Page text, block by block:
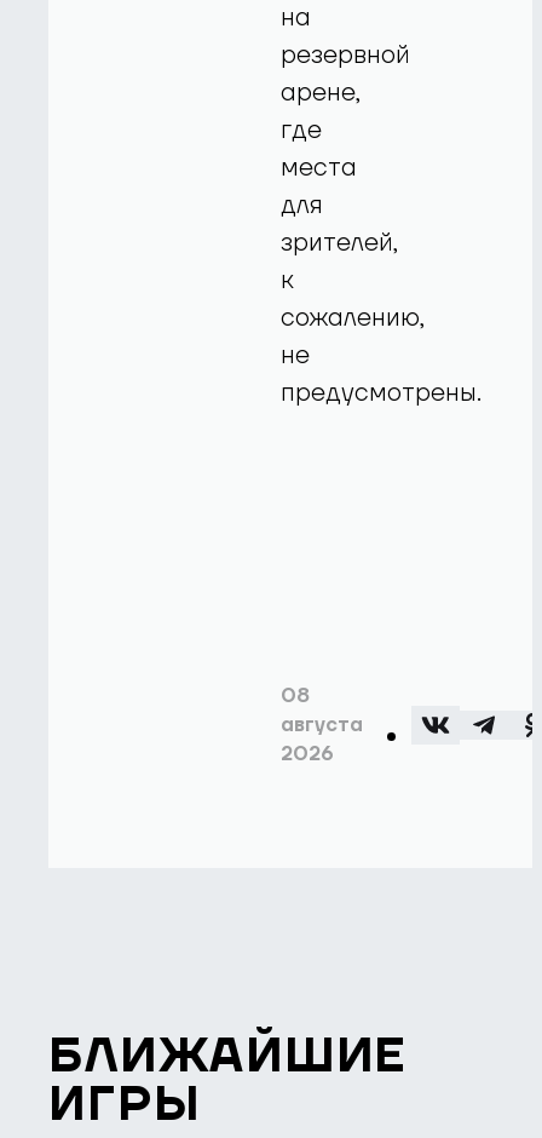
на
резервной
арене,
где
места
для
зрителей,
к
сожалению,
не
предусмотрены.
08
августа
2026
БЛИЖАЙШИЕ
ИГРЫ